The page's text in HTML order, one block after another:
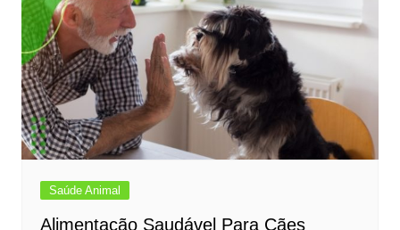
Saúde Animal
Alimentação Saudável Para Cães